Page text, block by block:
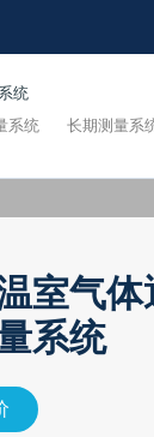
统
系统 长期测量系
室气体
系统